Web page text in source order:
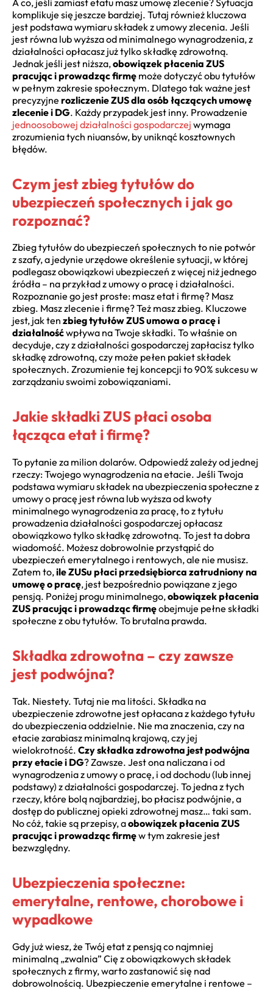
komplikuje się jeszcze bardziej. Tutaj również kluczowa
jest podstawa wymiaru składek z umowy zlecenia. Jeśli
jest równa lub wyższa od minimalnego wynagrodzenia, z
działalności opłacasz już tylko składkę zdrowotną.
Jednak jeśli jest niższa,obowiązek płacenia ZUS
pracując i prowadząc firmę może dotyczyć obu tytułów
w pełnym zakresie społecznym. Dlatego tak ważne jest
precyzyjne rozliczenie ZUS dla osób łączących umowę
zlecenie i DG. Każdy przypadek jest inny. Prowadzenie
jednoosobowej działalności gospodarczej wymaga
zrozumienia tych niuansów, by uniknąć kosztownych
błędów.
Czym jest zbieg tytułów do
ubezpieczeń społecznych i jak go
rozpoznać?
Zbieg tytułów do ubezpieczeń społecznych to nie potwór
z szafy, a jedynie urzędowe określenie sytuacji, w której
podlegasz obowiązkowi ubezpieczeń z więcej niż jednego
źródła – na przykład z umowy o pracę i działalności.
Rozpoznanie go jest proste: masz etat i firmę? Masz
zbieg. Masz zlecenie i firmę? Też masz zbieg. Kluczowe
jest, jak ten zbieg tytułów ZUS umowa o pracę i
działalnośćwpływa na Twoje składki. To właśnie on
decyduje, czy z działalności gospodarczej zapłacisz tylko
składkę zdrowotną, czy może pełen pakiet składek
społecznych. Zrozumienie tej koncepcji to 90% sukcesu w
zarządzaniu swoimi zobowiązaniami.
Jakie składki ZUS płaci osoba
łącząca etat i firmę?
To pytanie za milion dolarów. Odpowiedź zależy od jednej
rzeczy: Twojego wynagrodzenia na etacie. Jeśli Twoja
podstawa wymiaru składek na ubezpieczenia społeczne z
umowy o pracę jest równa lub wyższa od kwoty
minimalnego wynagrodzenia za pracę, to z tytułu
prowadzenia działalności gospodarczej opłacasz
obowiązkowo tylko składkę zdrowotną. To jest ta dobra
wiadomość. Możesz dobrowolnie przystąpić do
ubezpieczeń emerytalnego i rentowych, ale nie musisz.
Zatem to,ile ZUSu płaci przedsiębiorca zatrudniony na
umowę o pracę, jest bezpośrednio powiązane z jego
pensją. Poniżej progu minimalnego,obowiązek płacenia
ZUS pracując i prowadząc firmęobejmuje pełne składki
społeczne z obu tytułów. To brutalna prawda.
Składka zdrowotna – czy zawsze
jest podwójna?
Tak. Niestety. Tutaj nie ma litości. Składka na
ubezpieczenie zdrowotne jest opłacana z każdego tytułu
do ubezpieczenia oddzielnie. Nie ma znaczenia, czy na
etacie zarabiasz minimalną krajową, czy jej
wielokrotność. Czy składka zdrowotna jest podwójna
przy etacie i DG? Zawsze. Jest ona naliczana i od
wynagrodzenia z umowy o pracę, i od dochodu (lub innej
podstawy) z działalności gospodarczej. To jedna z tych
rzeczy, które bolą najbardziej, bo płacisz podwójnie, a
dostęp do publicznej opieki zdrowotnej masz… taki sam.
No cóż, takie są przepisy, aobowiązek płacenia ZUS
pracując i prowadząc firmęw tym zakresie jest
bezwzględny.
Ubezpieczenia społeczne:
emerytalne, rentowe, chorobowe i
wypadkowe
Gdy już wiesz, że Twój etat z pensją co najmniej
minimalną „zwalnia” Cię z obowiązkowych składek
społecznych z firmy, warto zastanowić się nad
dobrowolnością. Ubezpieczenie emerytalne i rentowe –